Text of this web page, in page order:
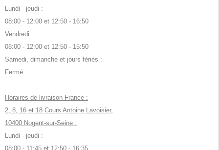
Lundi - jeudi :
08:00 - 12:00 et 12:50 - 16:50
Vendredi :
08:00 - 12:00 et 12:50 - 15:50
Samedi, dimanche et jours fériés :
Fermé
Horaires de livraison France :
2, 8, 16 et 18 Cours Antoine Lavoisier,
10400 Nogent-sur-Seine :
Lundi - jeudi :
08:00 - 11:45 et 12:50 - 16:35